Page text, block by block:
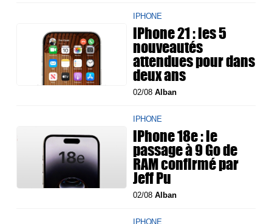
IPHONE
iPhone 21 : les 5
nouveautés
attendues pour dans
deux ans
02/08Alban
IPHONE
iPhone 18e : le
passage à 9 Go de
RAM confirmé par
Jeff Pu
02/08Alban
IPHONE